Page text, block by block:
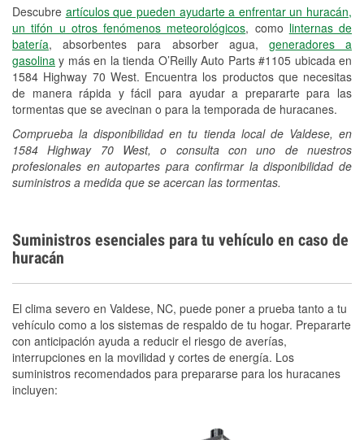
Descubre artículos que pueden ayudarte a enfrentar un huracán,
un tifón u otros fenómenos meteorológicos, como linternas de
batería, absorbentes para absorber agua, generadores a
gasolina y más en la tienda O’Reilly Auto Parts #1105 ubicada en
1584 Highway 70 West. Encuentra los productos que necesitas
de manera rápida y fácil para ayudar a prepararte para las
tormentas que se avecinan o para la temporada de huracanes.
Comprueba la disponibilidad en tu tienda local de Valdese, en
1584 Highway 70 West, o consulta con uno de nuestros
profesionales en autopartes para confirmar la disponibilidad de
suministros a medida que se acercan las tormentas.
Conoce más
Suministros esenciales para tu vehículo en caso de
huracán
El clima severo en Valdese, NC, puede poner a prueba tanto a tu
vehículo como a los sistemas de respaldo de tu hogar. Prepararte
con anticipación ayuda a reducir el riesgo de averías,
interrupciones en la movilidad y cortes de energía. Los
suministros recomendados para prepararse para los huracanes
incluyen: